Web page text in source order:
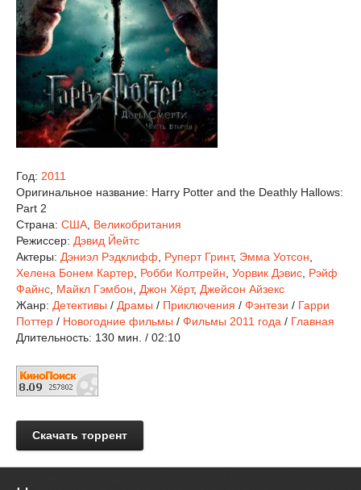
Год: 2011
Оригинальное название: Harry Potter and the Deathly Hallows:
Part 2
Страна: США Великобритания
Режиссер: Дэвид Йейтс
Актеры: Дэниэл Рэдклифф Руперт Гринт, Эмма Уотсон
Хелена Бонем Картер Робби Колтрейн Уорвик Дэвис Рэйф
Файнс Майкл Гэмбон Джон Хёрт, Джейсон Айзекс
Жанр: Детективы / Драмы / Приключения / Фэнтези / Гарри
Поттер / Новогодние фильмы / Фильмы 2011 года / Главная
Длительность: 130 мин. / 02:10
Скачать торрент